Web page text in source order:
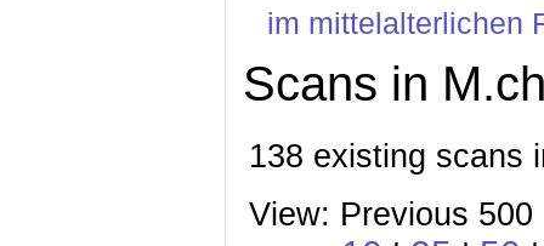
im mittelalterlichen
Scans in
138 existing scans
View: Previous